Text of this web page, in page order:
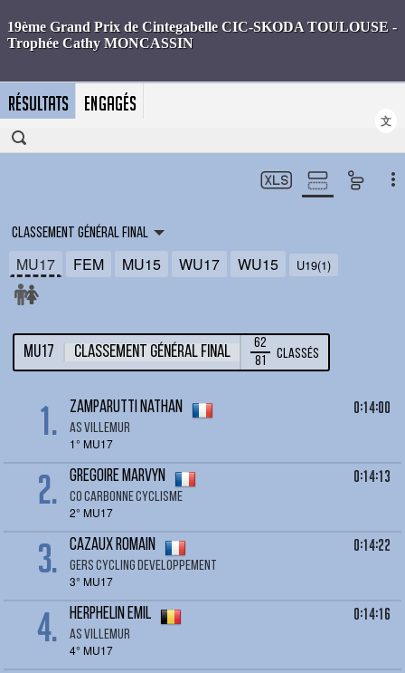
RÉSULTATS ENGAGÉS
文
Classement général final
MU17 FEM MU15 WU17 WU15 U19(1)
MU17 Classement général final
62
81
Classés
1. ZAMPARUTTI Nathan
AS VILLEMUR
1° MU17
0:14:00
2. GREGOIRE Marvyn
CO CARBONNE CYCLISME
2° MU17
0:14:13
3. CAZAUX Romain
GERS CYCLING DEVELOPPEMENT
3° MU17
0:14:22
4. HERPHELIN Emil
AS VILLEMUR
4° MU17
0:14:16